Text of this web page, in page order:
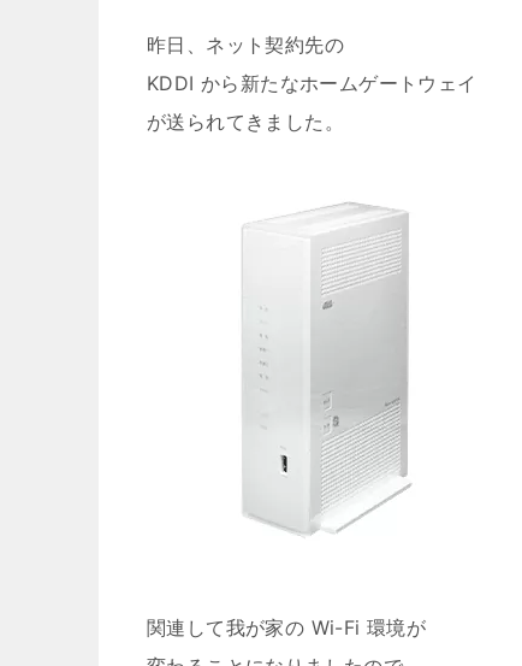
昨日、ネット契約先の
KDDI から新たなホームゲートウェイ
が送られてきました。
関連して我が家の Wi-Fi 環境が